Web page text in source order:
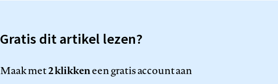
Gratis dit artikel lezen?
Maak met2 klikkeneen gratis account aan